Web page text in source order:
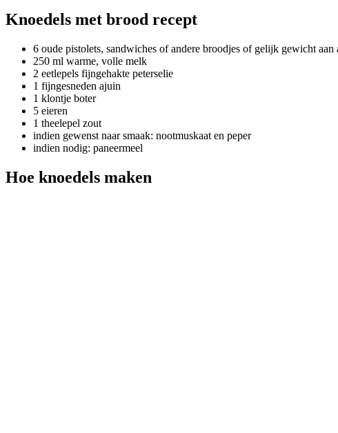
Knoedels met brood recept
6 oude pistolets, sandwiches of andere broodjes of gelijk gewicht aan
250 ml warme, volle melk
2 eetlepels fijngehakte peterselie
1 fijngesneden ajuin
1 klontje boter
5 eieren
1 theelepel zout
indien gewenst naar smaak: nootmuskaat en peper
indien nodig: paneermeel
Hoe knoedels maken